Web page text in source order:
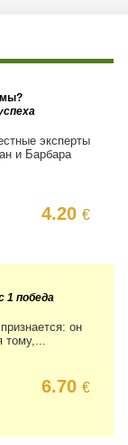
эксперты
и Барбара
4.20€
1 победа
он
тому,...
6.70€